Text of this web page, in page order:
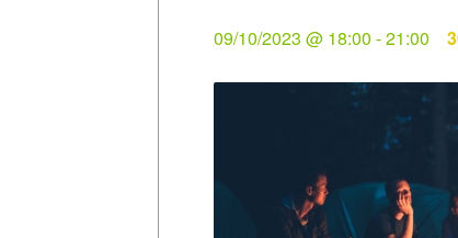
09/10/2023 @ 18:00 -21:00